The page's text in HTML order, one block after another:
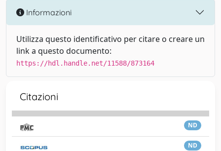
Informazioni
Utilizza questo identificativo per citare o creare un
link a questo documento:
https://hdl.handle.net/11588/873164
Citazioni
ND
ND